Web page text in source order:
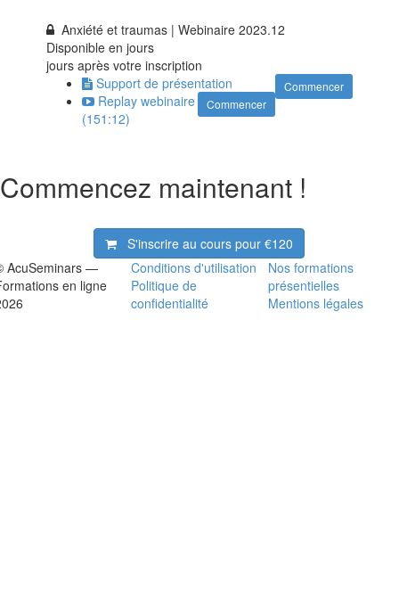
Anxiété et traumas | Webinaire 2023.12
Disponible enjours
jours après votre inscription
Commencer
Support de présentation
Commencer
Replay webinaire
(151:12)
Commencez maintenant !
S'inscrire au cours pour€120
AcuSeminars —
en ligne
Conditions d'utilisation
Politique de
confidentialité
Nos formations
présentielles
Mentions légales